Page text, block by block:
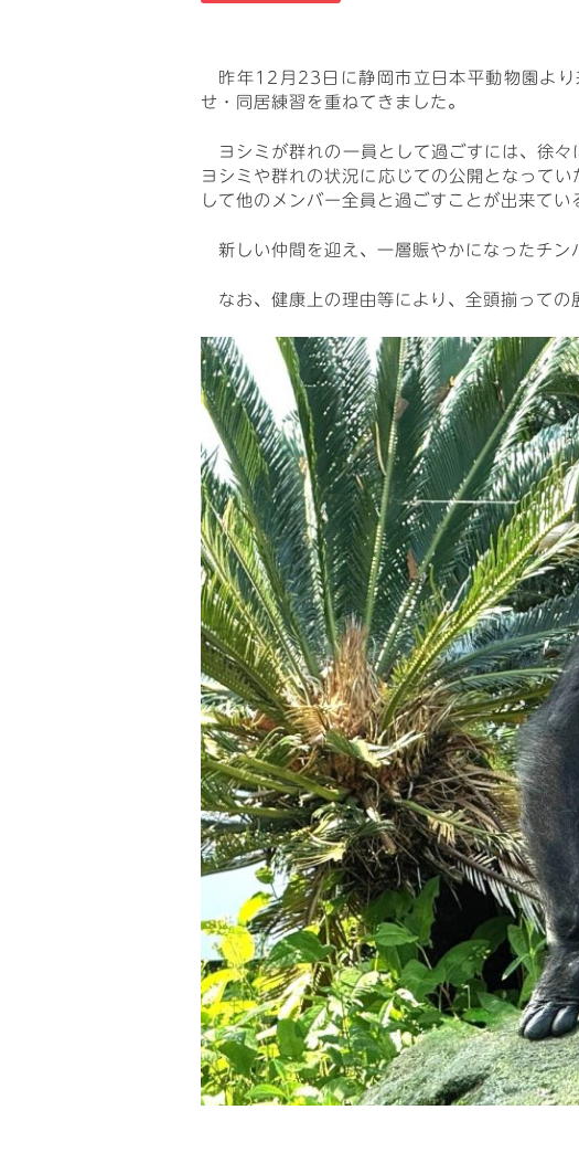
昨年12月23日に静岡市立日本平動物園より
せ・同居練習を重ねてきました。
ヨシミが群れの一員として過ごすには、徐々
ヨシミや群れの状況に応じての公開となって
して他のメンバー全員と過ごすことが出来て
新しい仲間を迎え、一層賑やかになったチン
なお、健康上の理由等により、全頭揃っての